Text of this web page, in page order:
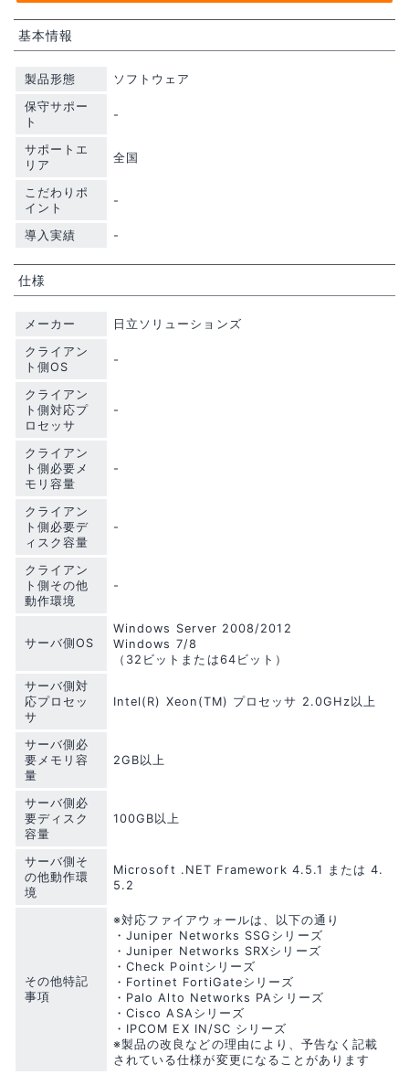
基本情報
製品形態
ソフトウェア
保守サポー
ト
-
サポートエ
リア
全国
こだわりポ
イント
-
導入実績 -
仕様
メーカー
日立ソリューションズ
クライアン
ト側OS
-
クライアン
ト側対応プ
ロセッサ
-
クライアン
ト側必要メ
モリ容量
-
クライアン
ト側必要デ
ィスク容量
-
クライアン
ト側その他
動作環境
-
サーバ側OS
Windows Server 2008/2012
Windows 7/8
（32ビットまたは64ビット）
サーバ側対
応プロセッ
サ
Intel(R) Xeon(TM) プロセッサ 2.0GHz以上
サーバ側必
要メモリ容
量
2GB以上
サーバ側必
要ディスク
容量
100GB以上
サーバ側そ
の他動作環
境
Microsoft .NET Framework 4.5.1 または 4.
5.2
その他特記
事項
※対応ファイアウォールは、以下の通り
・Juniper Networks SSGシリーズ
・Juniper Networks SRXシリーズ
・Check Pointシリーズ
・Fortinet FortiGateシリーズ
・Palo Alto Networks PAシリーズ
・Cisco ASAシリーズ
・IPCOM EX IN/SC シリーズ
※製品の改良などの理由により、予告なく記載
されている仕様が変更になることがあります